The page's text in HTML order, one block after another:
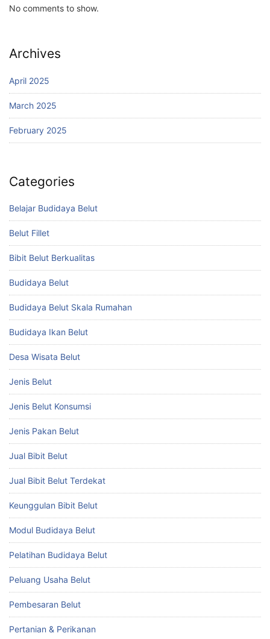
No comments to show.
Archives
April 2025
March 2025
February 2025
Categories
Belajar Budidaya Belut
Belut Fillet
Bibit Belut Berkualitas
Budidaya Belut
Budidaya Belut Skala Rumahan
Budidaya Ikan Belut
Desa Wisata Belut
Jenis Belut
Jenis Belut Konsumsi
Jenis Pakan Belut
Jual Bibit Belut
Jual Bibit Belut Terdekat
Keunggulan Bibit Belut
Modul Budidaya Belut
Pelatihan Budidaya Belut
Peluang Usaha Belut
Pembesaran Belut
Pertanian & Perikanan